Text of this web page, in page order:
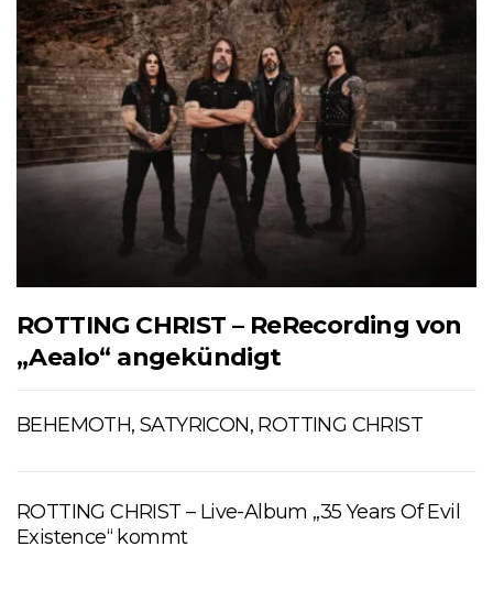
ROTTING CHRIST – ReRecording von
„Aealo“ angekündigt
BEHEMOTH, SATYRICON, ROTTING CHRIST
ROTTING CHRIST – Live-Album „35 Years Of Evil
Existence“ kommt